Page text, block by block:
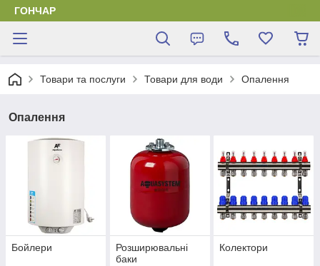
ГОНЧАР
Товари та послуги Товари для води Опалення
Опалення
Бойлери
Розширювальні
баки
Колектори